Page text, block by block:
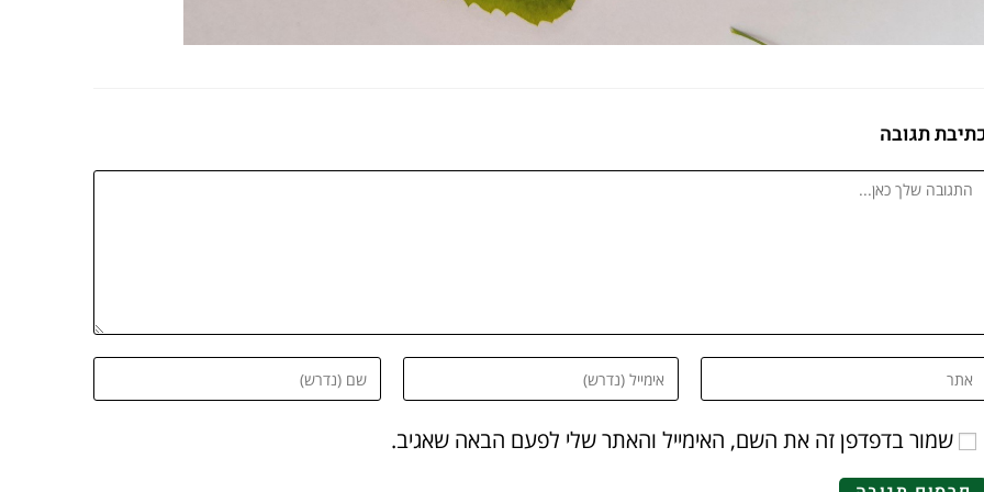
תגובה
שמור בדפדפן זה את השם, האימייל והאתר שלי לפעם הבאה שאגיב.